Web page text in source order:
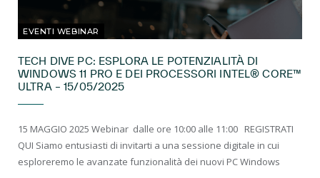
EVENTI WEBINAR
TECH DIVE PC: ESPLORA LE POTENZIALITÀ DI
WINDOWS 11 PRO E DEI PROCESSORI INTEL® CORE™
ULTRA – 15/05/2025
15 MAGGIO 2025 Webinar dalle ore 10:00 alle 11:00 REGISTRATI
QUI Siamo entusiasti di invitarti a una sessione digitale in cui
esploreremo le avanzate funzionalità dei nuovi PC Windows